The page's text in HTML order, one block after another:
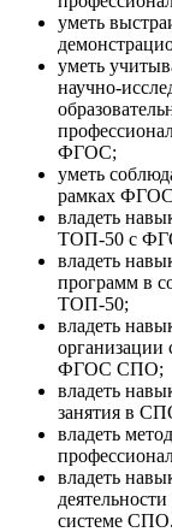
уметь
уметь
научно-
ФГОС;
уметь
рамках
владеть
ТОП-50 с
владеть
программ в
ТОП-50;
владеть
организации
ФГОС СПО;
владеть
занятия в
владеть
владеть
системе СПО.